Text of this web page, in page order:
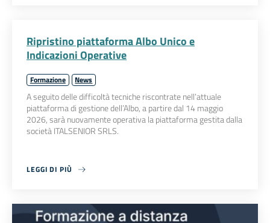
Ripristino piattaforma Albo Unico e
Indicazioni Operative
Formazione News
A seguito delle difficoltà tecniche riscontrate nell’attuale
piattaforma di gestione dell’Albo, a partire dal 14 maggio
2026, sarà nuovamente operativa la piattaforma gestita dalla
società ITALSENIOR SRLS.
LEGGI DI PIÙ